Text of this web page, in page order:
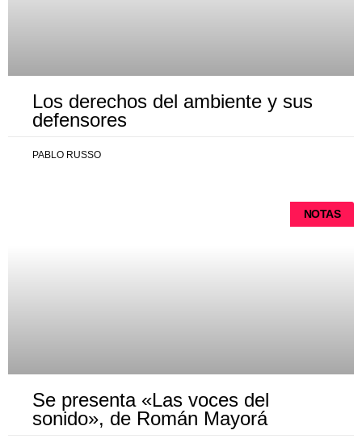
Los derechos del ambiente y sus
defensores
PABLO RUSSO
NOTAS
Se presenta «Las voces del
sonido», de Román Mayorá